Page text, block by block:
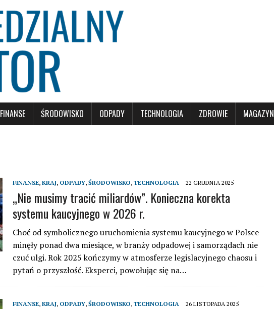
FINANSE ŚRODOWISKO ODPADY TECHNOLOGIA ZDROWIE MAGAZYN
FINANSE, KRAJ, ODPADY, ŚRODOWISKO, TECHNOLOGIA 22 GRUDNIA 2025
„Nie musimy tracić miliardów”. Konieczna korekta
systemu kaucyjnego w 2026 r.
Choć od symbolicznego uruchomienia systemu kaucyjnego w Polsce
minęły ponad dwa miesiące, w branży odpadowej i samorządach nie
czuć ulgi. Rok 2025 kończymy w atmosferze legislacyjnego chaosu i
pytań o przyszłość. Eksperci, powołując się na…
FINANSE, KRAJ, ODPADY, ŚRODOWISKO, TECHNOLOGIA 26 LISTOPADA 2025